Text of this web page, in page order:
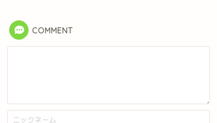
COMMENT